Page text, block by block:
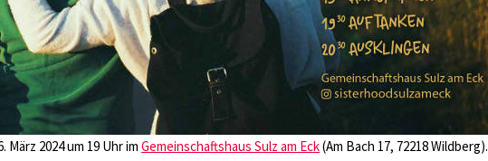
2024 um 19 Uhr im Gemeinschaftshaus Sulz am Eck(Am Bach 17, 72218 Wildberg).